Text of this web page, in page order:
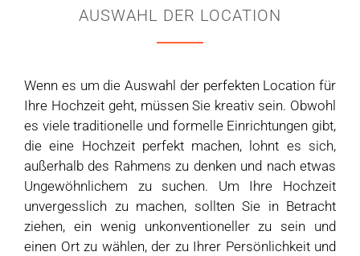
AUSWAHL DER LOCATION
Wenn es um die Auswahl der perfekten Location für
Ihre Hochzeit geht, müssen Sie kreativ sein. Obwohl
es viele traditionelle und formelle Einrichtungen gibt,
die eine Hochzeit perfekt machen, lohnt es sich,
außerhalb des Rahmens zu denken und nach etwas
Ungewöhnlichem zu suchen. Um Ihre Hochzeit
unvergesslich zu machen, sollten Sie in Betracht
ziehen, ein wenig unkonventioneller zu sein und
einen Ort zu wählen, der zu Ihrer Persönlichkeit und